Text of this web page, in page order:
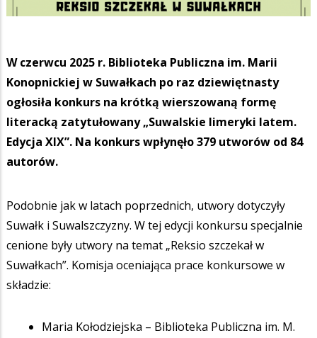
W czerwcu 2025 r. Biblioteka Publiczna im. Marii
Konopnickiej w Suwałkach po raz dziewiętnasty
ogłosiła konkurs na krótką wierszowaną formę
literacką zatytułowany „Suwalskie limeryki latem.
Edycja XIX”. Na konkurs wpłynęło 379 utworów od 84
autorów.
Podobnie jak w latach poprzednich, utwory dotyczyły
Suwałk i Suwalszczyzny. W tej edycji konkursu specjalnie
cenione były utwory na temat „Reksio szczekał w
Suwałkach”. Komisja oceniająca prace konkursowe w
składzie:
Maria Kołodziejska – Biblioteka Publiczna im. M.